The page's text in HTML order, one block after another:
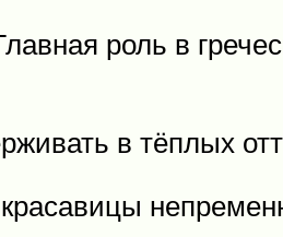
роль в
в тёплых